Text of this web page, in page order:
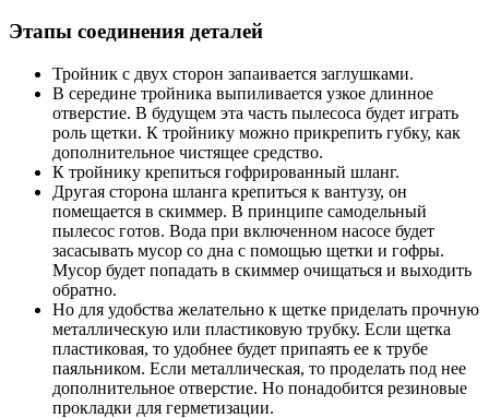
Этапы соединения деталей
Тройник с двух сторон запаивается заглушками.
В середине тройника выпиливается узкое длинное
отверстие. В будущем эта часть пылесоса будет играть
роль щетки. К тройнику можно прикрепить губку, как
дополнительное чистящее средство.
К тройнику крепиться гофрированный шланг.
Другая сторона шланга крепиться к вантузу, он
помещается в скиммер. В принципе самодельный
пылесос готов. Вода при включенном насосе будет
засасывать мусор со дна с помощью щетки и гофры.
Мусор будет попадать в скиммер очищаться и выходить
обратно.
Но для удобства желательно к щетке приделать прочную
металлическую или пластиковую трубку. Если щетка
пластиковая, то удобнее будет припаять ее к трубе
паяльником. Если металлическая, то проделать под нее
дополнительное отверстие. Но понадобится резиновые
прокладки для герметизации.